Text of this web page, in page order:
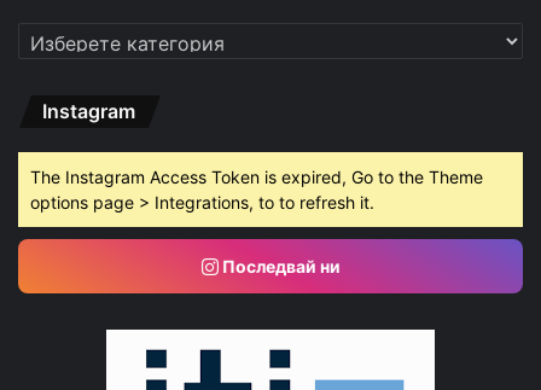
Категории
Instagram
The Instagram Access Token is expired, Go to the Theme
options page > Integrations, to to refresh it.
Последвай ни